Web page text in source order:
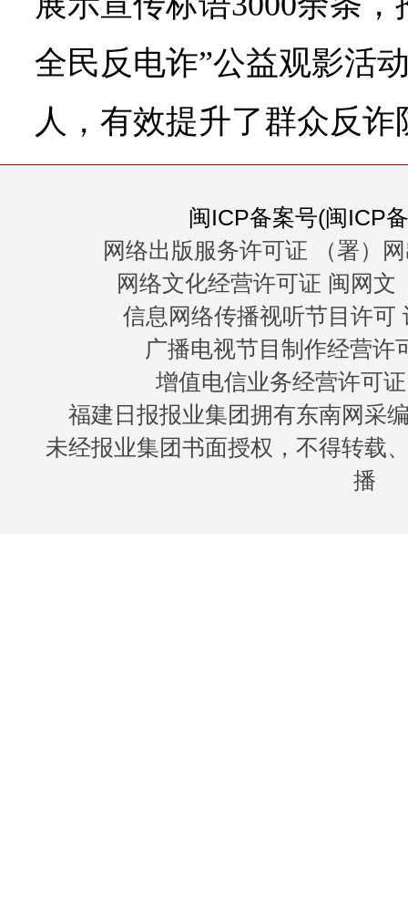
全民反电诈”公益观影活
人，有效提升了群众反诈
闽ICP备案号(闽ICP
网络出版服务许可证 （署）
网络文化经营许可证 闽网文
信息网络传播视听节目许可
广播电视节目制作经营许
增值电信业务经营许可
福建日报报业集团拥有东南网采
未经报业集团书面授权，不得转载
播